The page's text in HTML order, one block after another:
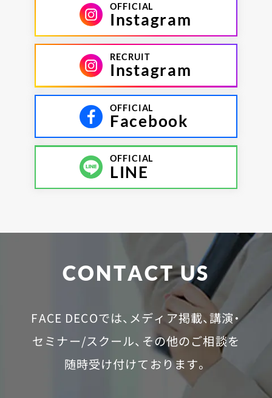
OFFICIAL
Instagram
RECRUIT
Instagram
OFFICIAL
Facebook
OFFICIAL
LINE
CONTACT US
FACE DECOでは、メディア掲載、講演・
セミナー/スクール、 その他のご相談を
随時受け付けております。